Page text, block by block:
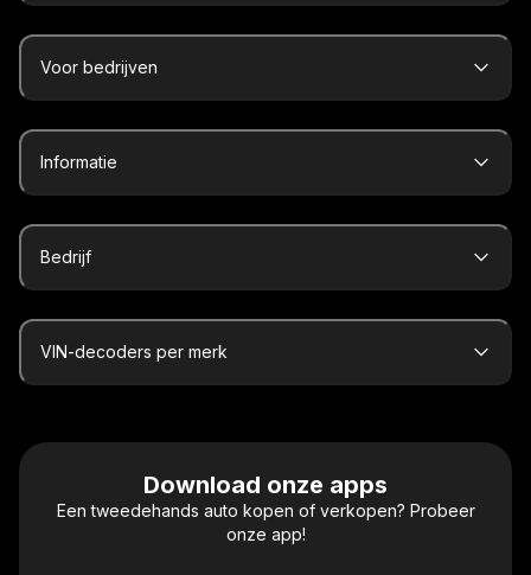
Voor bedrijven
Informatie
Bedrijf
VIN-decoders per merk
Download onze apps
Een tweedehands auto kopen of verkopen? Probeer
onze app!